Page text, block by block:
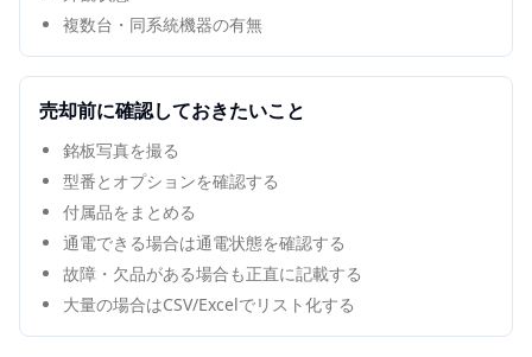
複数台・同系統機器の有無
売却前に確認しておきたいこと
銘板写真を撮る
型番とオプションを確認する
付属品をまとめる
通電できる場合は通電状態を確認する
故障・欠品がある場合も正直に記載する
大量の場合はCSV/Excelでリスト化する